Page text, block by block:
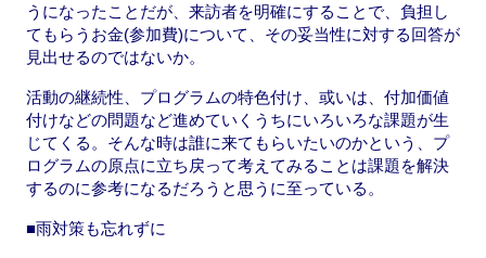
うになったことだが、来訪者を明確にすることで、負担し
てもらうお金(参加費)について、その妥当性に対する回答が
見出せるのではないか。
活動の継続性、プログラムの特色付け、或いは、付加価値
付けなどの問題など進めていくうちにいろいろな課題が生
じてくる。そんな時は誰に来てもらいたいのかという、プ
ログラムの原点に立ち戻って考えてみることは課題を解決
するのに参考になるだろうと思うに至っている。
■雨対策も忘れずに